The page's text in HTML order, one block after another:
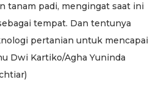
tanam padi, mengingat saat ini
tempat. Dan tentunya
pertanian untuk mencapai
Dwi Kartiko/Agha Yuninda